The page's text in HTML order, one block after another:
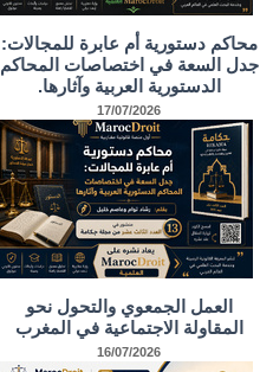
محاكم دستورية أم عابرة للمجالات:
جدل السعة في اختصاصات المحاكم
الدستورية العربية وآثارها.
17/07/2026
العمل الجمعوي والتحول نحو
المقاولة الاجتماعية في المغرب
16/07/2026